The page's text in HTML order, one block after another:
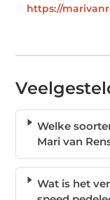
https://
Welke
Mari van
Wat is het